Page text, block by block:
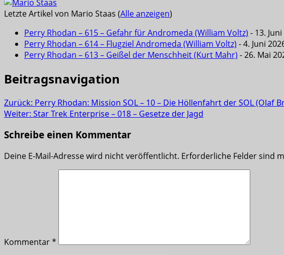
Letzte Artikel von Mario Staas (Alle anzeigen)
Perry Rhodan – 615 – Gefahr für Andromeda (William Voltz) - 13.
Perry Rhodan – 614 – Flugziel Andromeda (William Voltz) - 4. Juni
Perry Rhodan – 613 – Geißel der Menschheit (Kurt Mahr) - 26. Mai
Beitragsnavigation
Zurück: Perry Rhodan: Mission SOL – 10 – Die Höllenfahrt der SOL (Olaf
Weiter: Star Trek Enterprise – 018 – Gesetze der Jagd
Schreibe einen Kommentar
Deine E-Mail-Adresse wird nicht veröffentlicht. Erforderliche Felder sind
Kommentar*